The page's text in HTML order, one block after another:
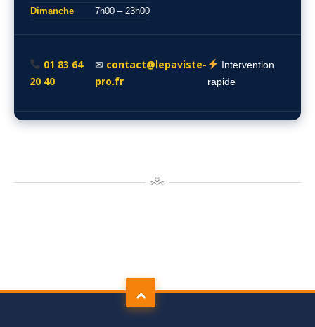
Dimanche 7h00 – 23h00
01 83 64
20 40
✉ contact@lepaviste-
pro.fr
Intervention
rapide